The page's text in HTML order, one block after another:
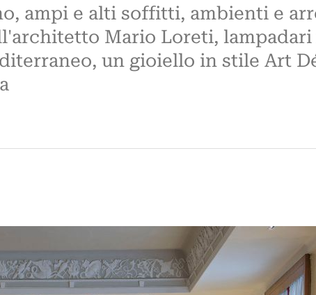
ampi e alti soffitti, ambienti e
Mario Loreti,
un gioiello in stile Art